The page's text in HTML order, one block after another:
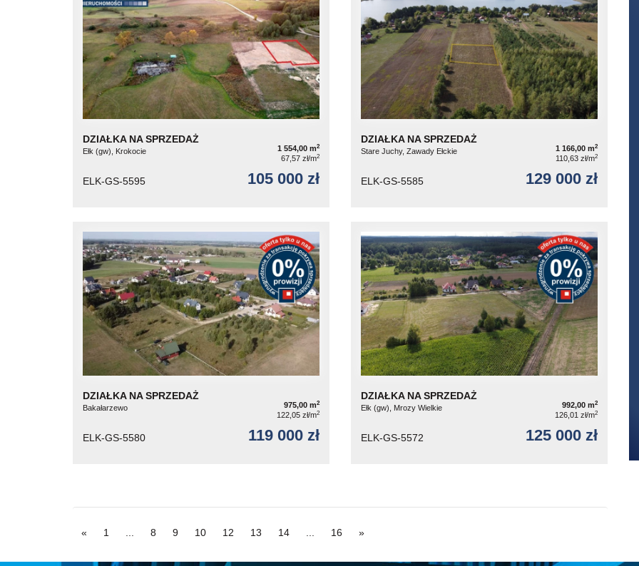
DZIAŁKA NA SPRZEDAŻ
Ełk (gw), Krokocie 1 554,00 m2
67,57 zł/m2
ELK-GS-5595 105 000 zł
DZIAŁKA NA SPRZEDAŻ
Stare Juchy, Zawady Ełckie 1 166,00 m2
110,63 zł/m2
ELK-GS-5585 129 000 zł
DZIAŁKA NA SPRZEDAŻ
Bakałarzewo 975,00 m2
122,05 zł/m2
ELK-GS-5580 119 000 zł
DZIAŁKA NA SPRZEDAŻ
Ełk (gw), Mrozy Wielkie 992,00 m2
126,01 zł/m2
ELK-GS-5572 125 000 zł
« 1 8 9 10 12 13 14 16 »